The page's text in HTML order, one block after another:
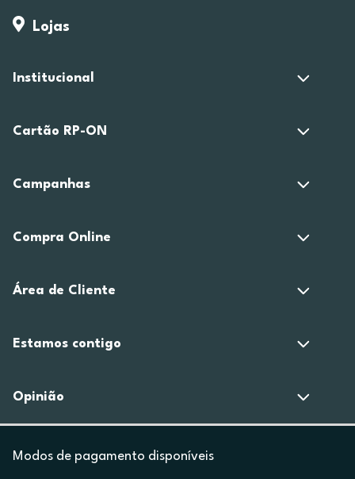
Lojas
Institucional
Cartão RP-ON
Campanhas
Compra Online
Área de Cliente
Estamos contigo
Opinião
Modos de pagamento disponíveis